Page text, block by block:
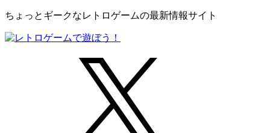
ちょっとギークなレトロゲームの最新情報サイト